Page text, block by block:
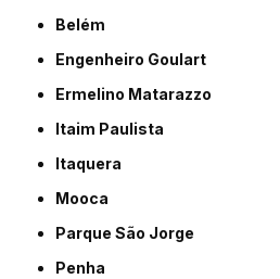
Belém
Engenheiro Goulart
Ermelino Matarazzo
Itaim Paulista
Itaquera
Mooca
Parque São Jorge
Penha